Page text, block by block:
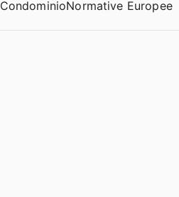
CondominioNormative Europee